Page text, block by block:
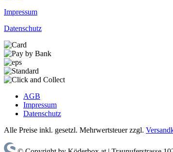
Impressum
Datenschutz
AGB
Impressum
Datenschutz
Alle Preise inkl. gesetzl. Mehrwertsteuer zzgl.